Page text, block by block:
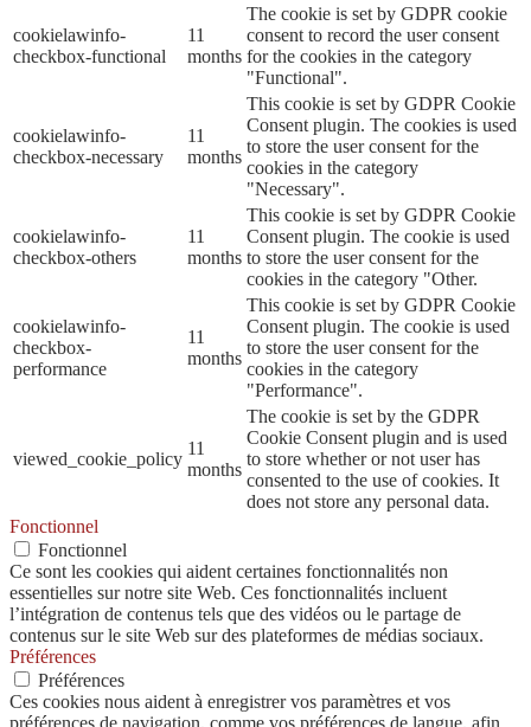
cookielawinfo-
checkbox-functional
11
months
The cookie is set by GDPR cookie
consent to record the user consent
for the cookies in the category
"Functional".
cookielawinfo-
checkbox-necessary
11
months
This cookie is set by GDPR Cookie
Consent plugin. The cookies is used
to store the user consent for the
cookies in the category
"Necessary".
cookielawinfo-
checkbox-others
11
months
This cookie is set by GDPR Cookie
Consent plugin. The cookie is used
to store the user consent for the
cookies in the category "Other.
cookielawinfo-
checkbox-
performance
11
months
This cookie is set by GDPR Cookie
Consent plugin. The cookie is used
to store the user consent for the
cookies in the category
"Performance".
viewed_cookie_policy
11
months
The cookie is set by the GDPR
Cookie Consent plugin and is used
to store whether or not user has
consented to the use of cookies. It
does not store any personal data.
Fonctionnel
Fonctionnel
Ce sont les cookies qui aident certaines fonctionnalités non
essentielles sur notre site Web. Ces fonctionnalités incluent
l’intégration de contenus tels que des vidéos ou le partage de
contenus sur le site Web sur des plateformes de médias sociaux.
Préférences
Préférences
Ces cookies nous aident à enregistrer vos paramètres et vos